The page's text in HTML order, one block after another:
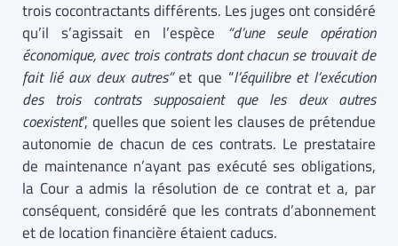
trois cocontractants différents. Les juges ont considéré
qu’il s’agissait en l’espèce “d’une seule opération
économique, avec trois contrats dont chacun se trouvait de
fait lié aux deux autres”et que “l’équilibre et l’exécution
des trois contrats supposaient que les deux autres
coexistent”, quelles que soient les clauses de prétendue
autonomie de chacun de ces contrats. Le prestataire
de maintenance n’ayant pas exécuté ses obligations,
la Cour a admis la résolution de ce contrat et a, par
conséquent, considéré que les contrats d’abonnement
et de location financière étaient caducs.